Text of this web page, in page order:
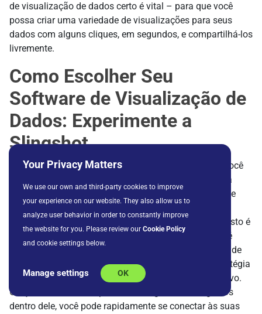
de visualização de dados certo é vital – para que você
possa criar uma variedade de visualizações para seus
dados com alguns cliques, em segundos, e compartilhá-los
livremente.
Como Escolher Seu
Software de Visualização de
Dados: Experimente a
Slingshot
Ao escolher seu software de visualização de dados, você
precisa ter certeza de que ele é capaz de se conectar a
todos os dados que você tem em diferentes sistemas e
construir um dashboard para unir tudo isso em uma
visualização completa de 360 graus do seu negócio. Isto é
exatamente o que
Slingshot pode fazer para você
– é
uma ferramenta que agrega análise de dados, gestão de
projetos e informações, chat e benchmarking de estratégia
baseada em objetivos – tudo em um aplicativo intuitivo.
Graças ao motor completo de inteligência de negócios
dentro dele, você pode rapidamente se conectar às suas
Your Privacy Matters
We use our own and third-party cookies to improve
your experience on our website. They also allow us to
analyze user behavior in order to constantly improve
the website for you. Please review our Cookie Policy
and cookie settings below.
Manage settings OK